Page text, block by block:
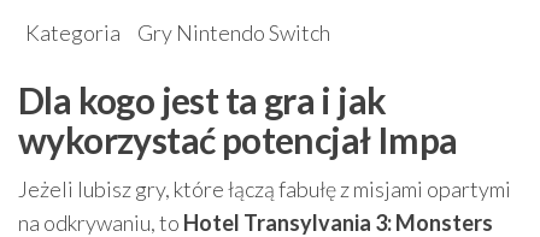
Kategoria
Gry Nintendo Switch
Dla kogo jest ta gra i jak
wykorzystać potencjał Impa
Jeżeli lubisz gry, które łączą fabułę z misjami opartymi
na odkrywaniu, to Hotel Transylvania 3: Monsters